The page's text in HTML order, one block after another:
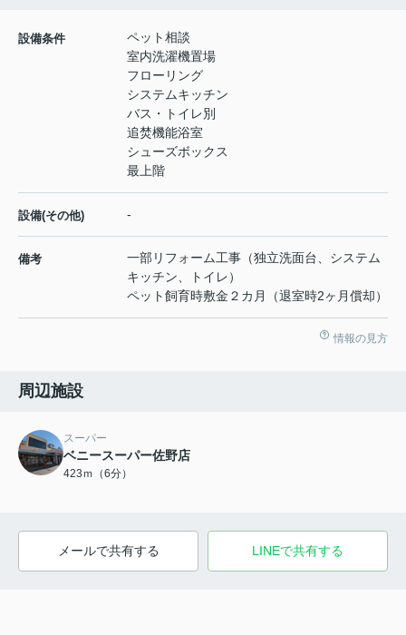
設備条件
ペット相談
室内洗濯機置場
フローリング
システムキッチン
バス・トイレ別
追焚機能浴室
シューズボックス
最上階
設備(その他) -
備考
一部リフォーム工事（独立洗面台、システム
キッチン、トイレ）
ペット飼育時敷金２カ月（退室時2ヶ月償却）
情報の見方
周辺施設
スーパー
ベニースーパー佐野店
423ｍ（6分）
メールで共有する LINEで共有する